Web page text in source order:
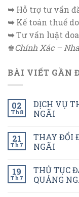
➥Hỗ trợ tư vấn
➥Kế toán thuế
➥Tư vấn luật
♚Chính Xác –
BÀI VIẾT GẦN
02
Th8
DỊCH VỤ
NGÃI
21
Th7
THAY ĐỔI
NGÃI
19
Th7
THỦ TỤC
QUẢNG